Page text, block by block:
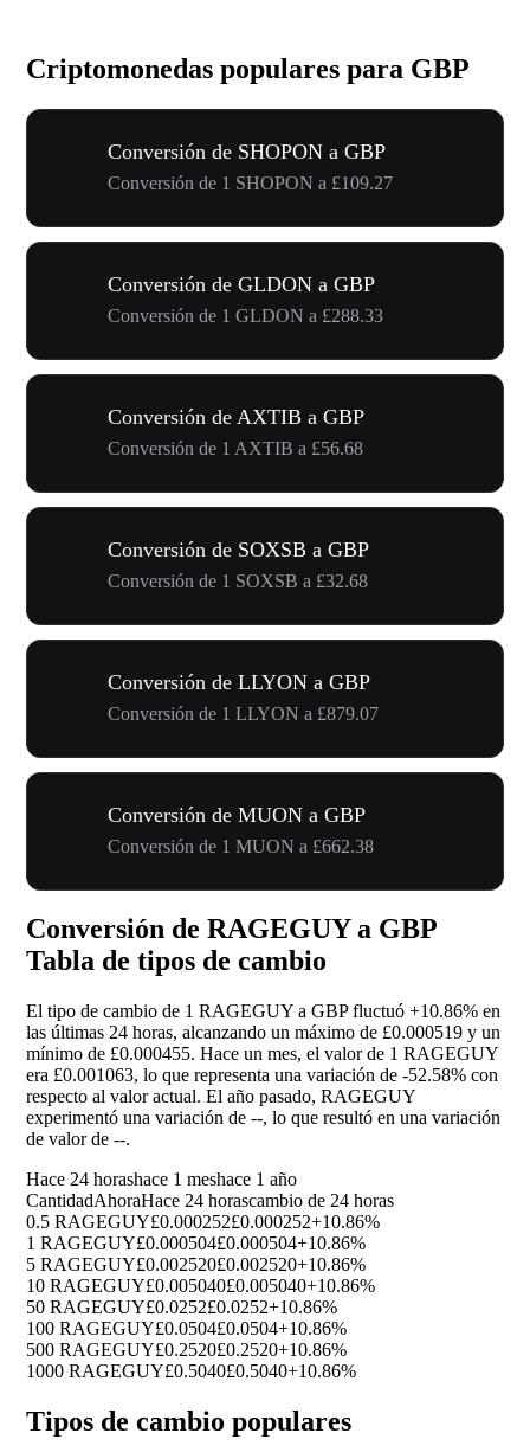
Criptomonedas populares para GBP
Conversión de SHOPON a GBP
Conversión de 1 SHOPON a £109.27
Conversión de GLDON a GBP
Conversión de 1 GLDON a £288.33
Conversión de AXTIB a GBP
Conversión de 1 AXTIB a £56.68
Conversión de SOXSB a GBP
Conversión de 1 SOXSB a £32.68
Conversión de LLYON a GBP
Conversión de 1 LLYON a £879.07
Conversión de MUON a GBP
Conversión de 1 MUON a £662.38
Conversión de RAGEGUY a GBP
Tabla de tipos de cambio
El tipo de cambio de 1 RAGEGUY a GBP fluctuó +10.86% en
las últimas 24 horas, alcanzando un máximo de £0.000519 y un
mínimo de £0.000455. Hace un mes, el valor de 1 RAGEGUY
era £0.001063, lo que representa una variación de -52.58% con
respecto al valor actual. El año pasado, RAGEGUY
experimentó una variación de --, lo que resultó en una variación
de valor de --.
Hace 24 horashace 1 meshace 1 año
CantidadAhoraHace 24 horascambio de 24 horas
0.5 RAGEGUY£0.000252£0.000252+10.86%
1 RAGEGUY£0.000504£0.000504+10.86%
5 RAGEGUY£0.002520£0.002520+10.86%
10 RAGEGUY£0.005040£0.005040+10.86%
50 RAGEGUY£0.0252£0.0252+10.86%
100 RAGEGUY£0.0504£0.0504+10.86%
500 RAGEGUY£0.2520£0.2520+10.86%
1000 RAGEGUY£0.5040£0.5040+10.86%
Tipos de cambio populares